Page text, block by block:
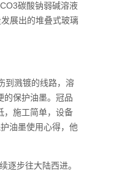
碳酸钠弱碱溶液
展出的堆叠式玻璃
到溅镀的线路，溶
的保护油墨。冠品
，施工简单，设备
油墨使用心得，他
逐步往大陆西进。